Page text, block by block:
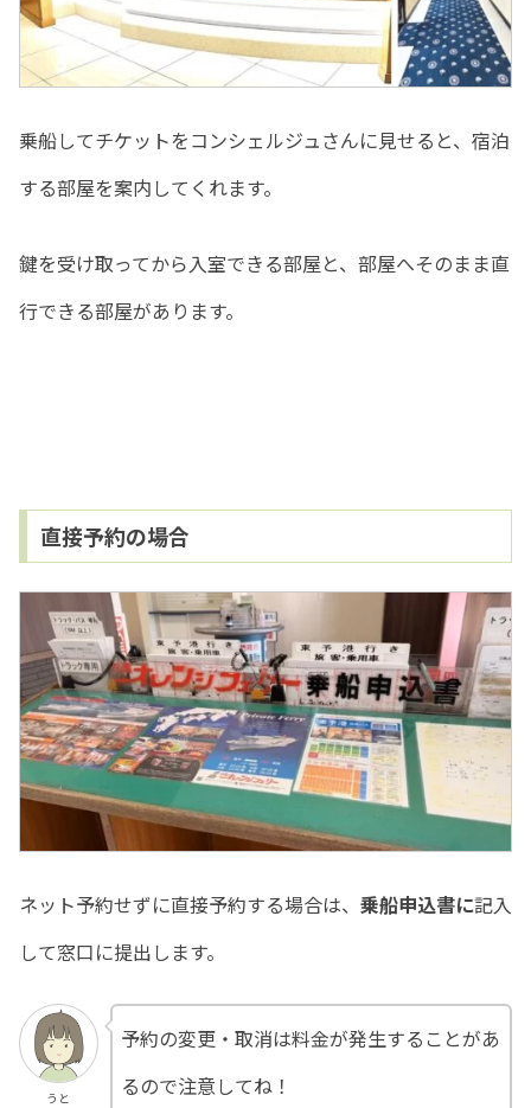
乗船してチケットをコンシェルジュさんに見せると、宿泊
する部屋を案内してくれます。
鍵を受け取ってから入室できる部屋と、部屋へそのまま直
行できる部屋があります。
直接予約の場合
ネット予約せずに直接予約する場合は、 乗船申込書に記入
して窓口に提出します。
うと
予約の変更・取消は料金が発生することがあ
るので注意してね！